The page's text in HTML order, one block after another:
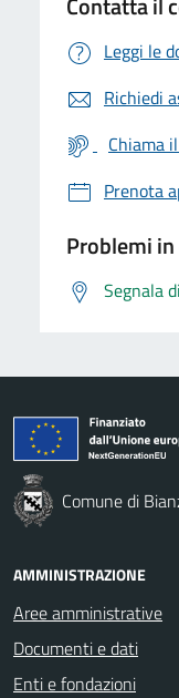
Leggi le
Richiedi
Chiama
Prenota
Problemi
Segnala
Comune di
AMMINISTRAZIONE
Aree amministrative
Documenti e dati
Enti e fondazioni